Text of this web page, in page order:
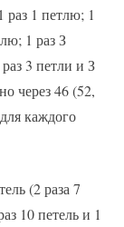
раз 1 петлю; 1
1 раз З
3 петли и З
через 46 (52,
каждого
(2 раза 7
10 петель и 1